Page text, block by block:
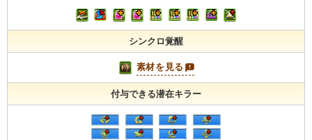
シンクロ覚醒
素材を見る
付与できる潜在キラー